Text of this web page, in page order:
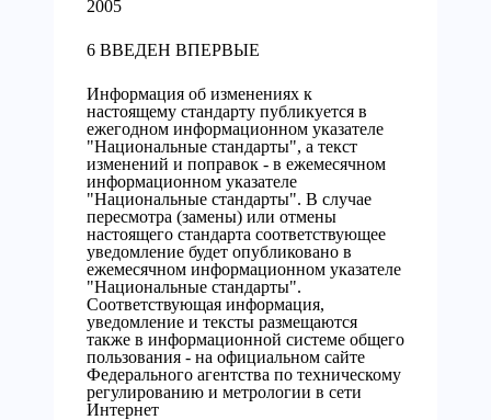
2005
6 ВВЕДЕН ВПЕРВЫЕ
Информация об изменениях к
настоящему стандарту публикуется в
ежегодном информационном указателе
"Национальные стандарты", а текст
изменений и поправок - в ежемесячном
информационном указателе
"Национальные стандарты". В случае
пересмотра (замены) или отмены
настоящего стандарта соответствующее
уведомление будет опубликовано в
ежемесячном информационном указателе
"Национальные стандарты".
Соответствующая информация,
уведомление и тексты размещаются
также в информационной системе общего
пользования - на официальном сайте
Федерального агентства по техническому
регулированию и метрологии в сети
Интернет